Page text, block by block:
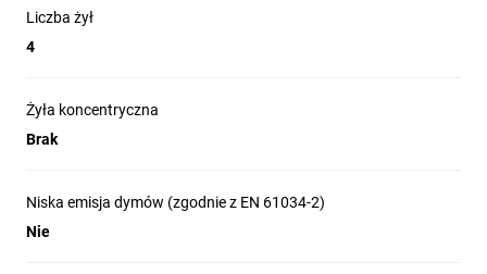
Liczba żył
4
Żyła koncentryczna
Brak
Niska emisja dymów (zgodnie z EN 61034-2)
Nie